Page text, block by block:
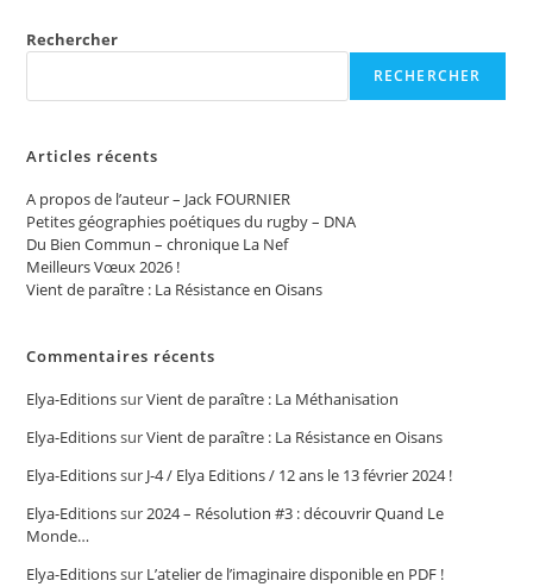
Rechercher
RECHERCHER
Articles récents
A propos de l’auteur – Jack FOURNIER
Petites géographies poétiques du rugby – DNA
Du Bien Commun – chronique La Nef
Meilleurs Vœux 2026 !
Vient de paraître : La Résistance en Oisans
Commentaires récents
Elya-EditionssurVient de paraître : La Méthanisation
Elya-EditionssurVient de paraître : La Résistance en Oisans
Elya-Editionssur J-4 / Elya Editions / 12 ans le 13 février 2024 !
Elya-Editionssur 2024 – Résolution #3 : découvrir Quand Le
Monde…
Elya-Editionssur L’atelier de l’imaginaire disponible en PDF !